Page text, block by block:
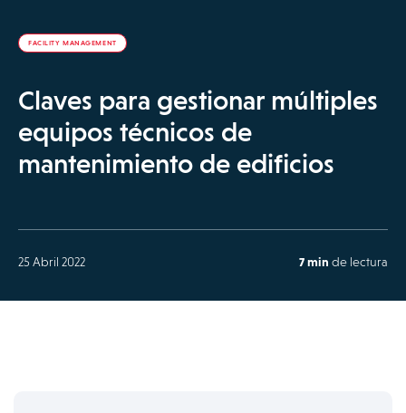
FACILITY MANAGEMENT
Claves para gestionar múltiples
equipos técnicos de
mantenimiento de edificios
25 Abril 2022 7 min de lectura